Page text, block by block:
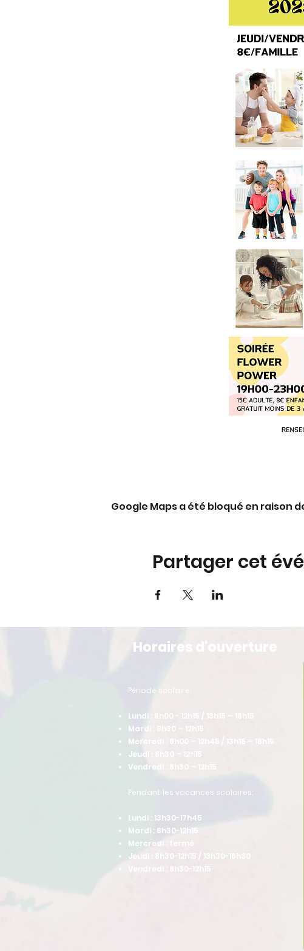
Google Maps a été bloqué en raison
Partager cet
Horaires d'ouverture
​Période scolaire:
Lundi : 9h00 - 12h15 / 13h15 – 18h15
Mardi : 8h30 – 12h15
Mercredi : 8h00 – 12h45 / 13h15 – 18h15
Jeudi : 8h30 – 12h15
Vendredi : 8h30 – 12h15
Pendant les vacances scolaires:
Lundi : 13h30-17h45
Mardi : 8h30-12h15
Mercredi : fermé
Jeudi : 8h30-12h15 / 13h30-16h30
Vendredi : 8h30-12h15